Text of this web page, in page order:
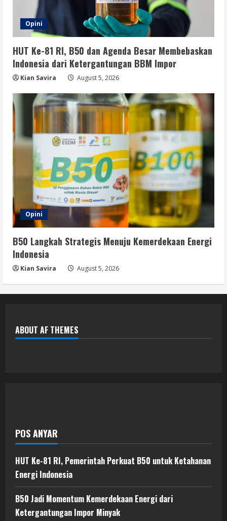
Opini
HUT Ke-81 RI, B50 dan Agenda Besar Membebaskan
Indonesia dari Ketergantungan BBM Impor
Kian Savira August 5, 2026
Opini
B50 Langkah Strategis Menuju Kemerdekaan Energi
Indonesia
Kian Savira August 5, 2026
ABOUT AF THEMES
POS ANYAR
HUT Ke-81 RI, Pemerintah Perkuat B50 untuk Ketahanan
Energi Indonesia
B50 Jadi Momentum Kemerdekaan Energi dari
Ketergantungan Impor Minyak